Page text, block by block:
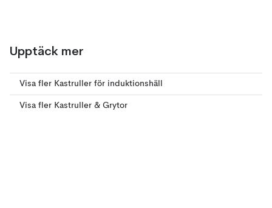
Upptäck mer
Visa fler Kastruller för induktionshäll
Visa fler Kastruller & Grytor